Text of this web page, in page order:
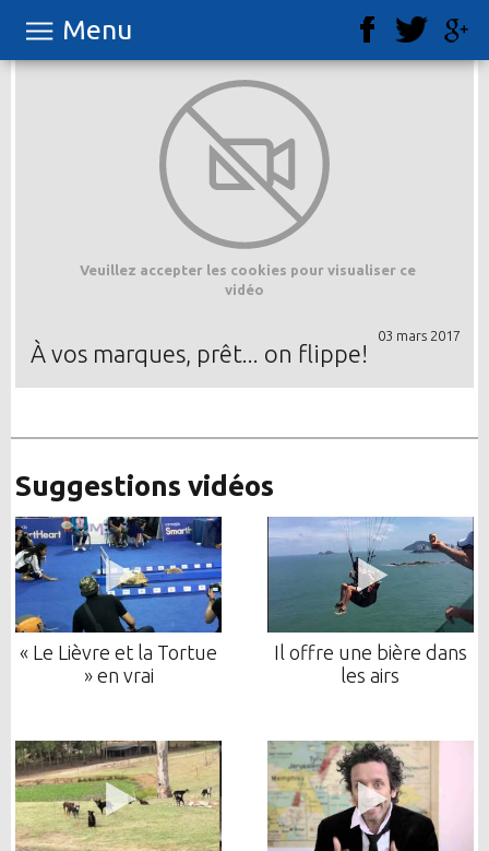
Menu
Veuillez accepter les cookies pour visualiser ce
vidéo
03 mars 2017
À vos marques, prêt... on flippe!
Suggestions vidéos
« Le Lièvre et la Tortue
» en vrai
Il offre une bière dans
les airs